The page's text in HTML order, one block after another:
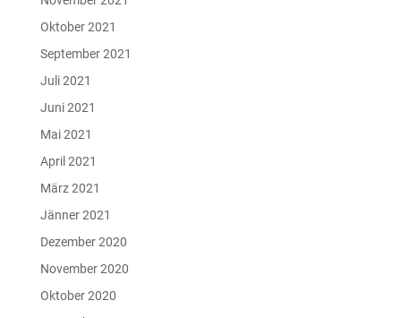
Oktober 2021
September 2021
Juli 2021
Juni 2021
Mai 2021
April 2021
März 2021
Jänner 2021
Dezember 2020
November 2020
Oktober 2020